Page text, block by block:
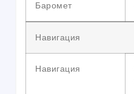
Баромет
Навигация
Навигация